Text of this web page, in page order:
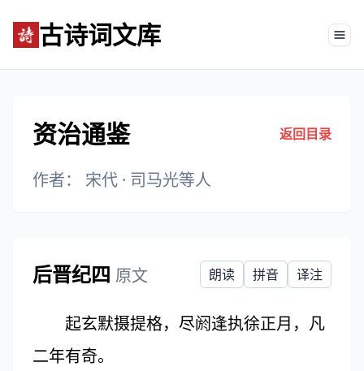
古诗词文库
资治通鉴 返回目录
作者： 宋代 · 司马光等人
后晋纪四 原文 朗读 拼音 译注
起玄默摄提格，尽阏逢执徐正月，凡
二年有奇。